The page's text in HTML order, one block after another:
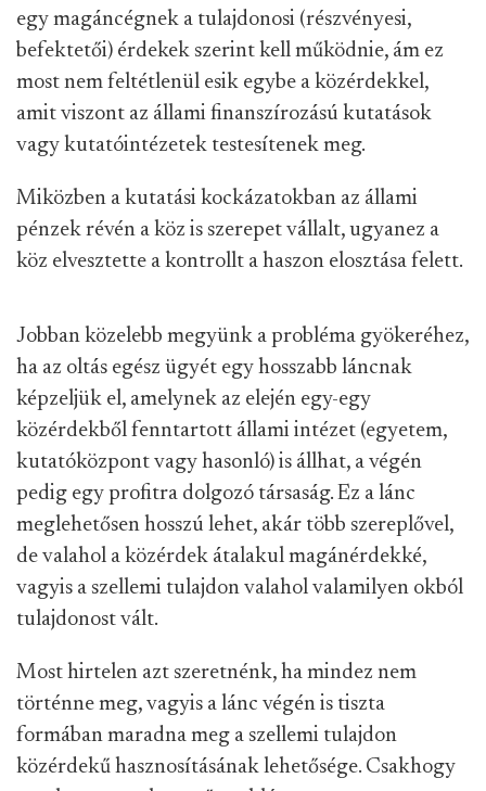
egy magáncégnek a tulajdonosi (részvényesi,
befektetői) érdekek szerint kell működnie, ám ez
most nem feltétlenül esik egybe a közérdekkel,
amit viszont az állami finanszírozású kutatások
vagy kutatóintézetek testesítenek meg.
Miközben a kutatási kockázatokban az állami
pénzek révén a köz is szerepet vállalt, ugyanez a
köz elvesztette a kontrollt a haszon elosztása felett.
Jobban közelebb megyünk a probléma gyökeréhez,
ha az oltás egész ügyét egy hosszabb láncnak
képzeljük el, amelynek az elején egy-egy
közérdekből fenntartott állami intézet (egyetem,
kutatóközpont vagy hasonló) is állhat, a végén
pedig egy profitra dolgozó társaság. Ez a lánc
meglehetősen hosszú lehet, akár több szereplővel,
de valahol a közérdek átalakul magánérdekké,
vagyis a szellemi tulajdon valahol valamilyen okból
tulajdonost vált.
Most hirtelen azt szeretnénk, ha mindez nem
történne meg, vagyis a lánc végén is tiszta
formában maradna meg a szellemi tulajdon
közérdekű hasznosításának lehetősége. Csakhogy